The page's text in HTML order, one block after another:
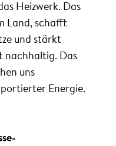
Heizwerk. Das
Land, schafft
und stärkt
nachhaltig. Das
uns
Energie.